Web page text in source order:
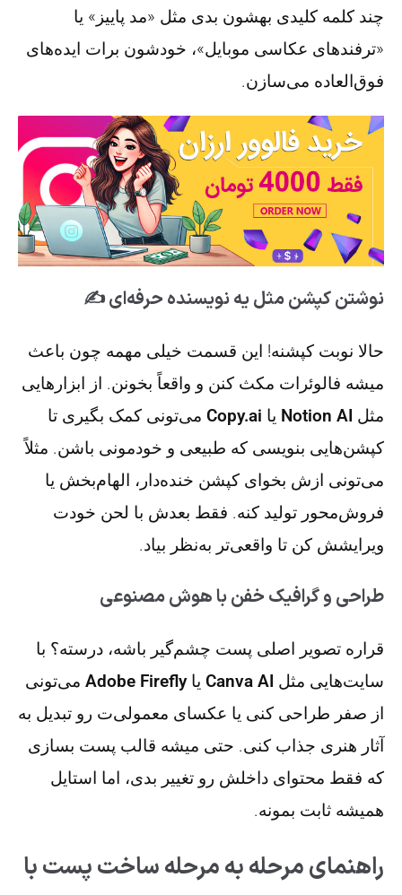
چند کلمه کلیدی بهشون بدی مثل «مد پاییز» یا
«ترفندهای عکاسی موبایل»، خودشون برات ایده‌های
فوق‌العاده می‌سازن.
نوشتن کپشن مثل یه نویسنده حرفه‌ای ✍️
حالا نوبت کپشنه! این قسمت خیلی مهمه چون باعث
میشه فالوئرات مکث کنن و واقعاً بخونن. از ابزارهایی
مثل Notion AI یا Copy.ai می‌تونی کمک بگیری تا
کپشن‌هایی بنویسی که طبیعی و خودمونی باشن. مثلاً
می‌تونی ازش بخوای کپشن خنده‌دار، الهام‌بخش یا
فروش‌محور تولید کنه. فقط بعدش با لحن خودت
ویرایشش کن تا واقعی‌تر به‌نظر بیاد.
طراحی و گرافیک خفن با هوش مصنوعی
قراره تصویر اصلی پست چشم‌گیر باشه، درسته؟ با
سایت‌هایی مثل Canva AI یاAdobe Firefly می‌تونی
از صفر طراحی کنی یا عکسای معمولی‌ت رو تبدیل به
آثار هنری جذاب کنی. حتی میشه قالب پست بسازی
که فقط محتوای داخلش رو تغییر بدی، اما استایل
همیشه ثابت بمونه.
راهنمای مرحله به مرحله ساخت پست با